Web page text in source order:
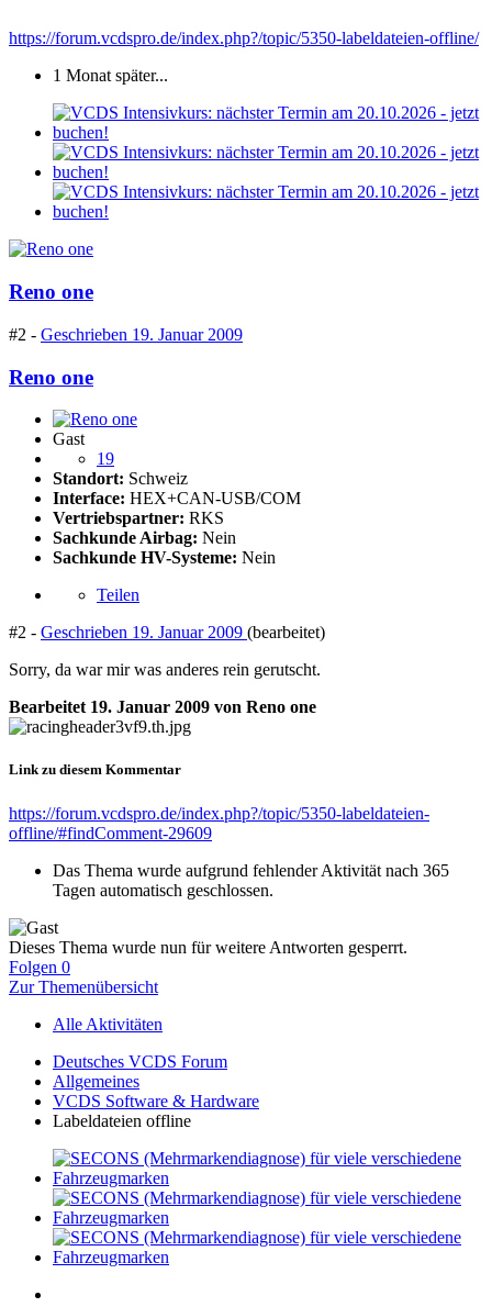
https://forum.vcdspro.de/index.php?/topic/5350-labeldateien-offline/
1 Monat später...
Reno one
#2 - Geschrieben 19. Januar 2009
Reno one
Gast
19
Standort: Schweiz
Interface: HEX+CAN-USB/COM
Vertriebspartner: RKS
Sachkunde Airbag: Nein
Sachkunde HV-Systeme: Nein
Teilen
#2 - Geschrieben 19. Januar 2009 (bearbeitet)
Sorry, da war mir was anderes rein gerutscht.
Bearbeitet 19. Januar 2009 von Reno one
Link zu diesem Kommentar
https://forum.vcdspro.de/index.php?/topic/5350-labeldateien-
offline/#findComment-29609
Das Thema wurde aufgrund fehlender Aktivität nach 365
Tagen automatisch geschlossen.
Dieses Thema wurde nun für weitere Antworten gesperrt.
Folgen 0
Zur Themenübersicht
Alle Aktivitäten
Deutsches VCDS Forum
Allgemeines
VCDS Software & Hardware
Labeldateien offline